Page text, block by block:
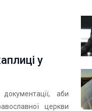
у
аби
церкви